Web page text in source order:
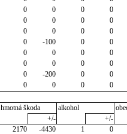
0 0 0 0
0 0 0 0
0 0 0 0
0 -100 0 0
0 0 0 0
0 0 0 0
0 -200 0 0
0 0 0 0
hmotná škoda alkohol
+/- +/-
2170 -4430 1 0